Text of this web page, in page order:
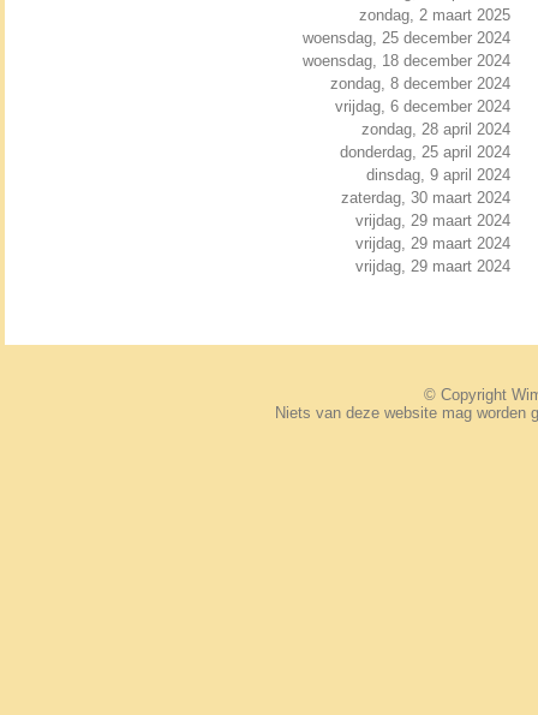
zondag, 2 maart 2025
woensdag, 25 december 2024
woensdag, 18 december 2024
zondag, 8 december 2024
vrijdag, 6 december 2024
zondag, 28 april 2024
donderdag, 25 april 2024
dinsdag, 9 april 2024
zaterdag, 30 maart 2024
vrijdag, 29 maart 2024
vrijdag, 29 maart 2024
vrijdag, 29 maart 2024
© Copyright
Niets van deze website mag worden